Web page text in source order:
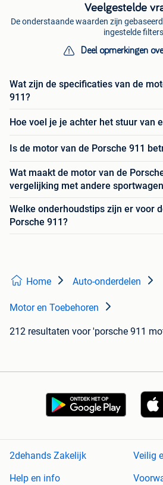
Veelgestelde
De onderstaande waarden zijn
ingestelde filters
Deel opmerkingen
Wat zijn de specificaties van de
911?
Hoe voel je je achter het stuur van
Is de motor van de Porsche 911
Wat maakt de motor van de
vergelijking met andere
Welke onderhoudstips zijn er voor
Porsche 911?
Home Auto-onderdelen
Motor en Toebehoren
212 resultaten voor 'porsche 911
2dehands Zakelijk
Veilig
Help en info